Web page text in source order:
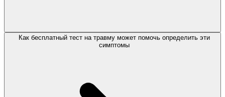
Как бесплатный тест на травму может помочь определить эти
симптомы